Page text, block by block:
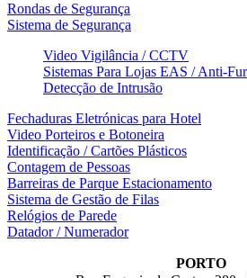
Rondas de Segurança
Sistema de Segurança
Video Vigilância / CCTV
Sistemas Para Lojas EAS / Anti-
Detecção de Intrusão
Fechaduras Eletrónicas para Hotel
Video Porteiros e Botoneira
Identificação / Cartões Plásticos
Contagem de Pessoas
Barreiras de Parque Estacionamento
Sistema de Gestão de Filas
Relógios de Parede
Datador / Numerador
PORTO